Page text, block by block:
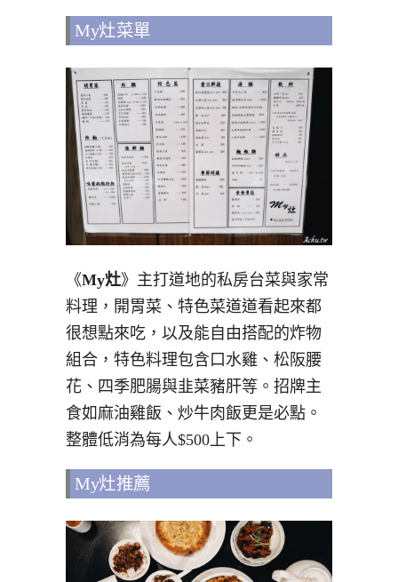
My灶菜單
《My灶》主打道地的私房台菜與家常
料理，開胃菜、特色菜道道看起來都
很想點來吃，以及能自由搭配的炸物
組合，特色料理包含口水雞、松阪腰
花、四季肥腸與韭菜豬肝等。招牌主
食如麻油雞飯、炒牛肉飯更是必點。
整體低消為每人$500上下。
My灶推薦